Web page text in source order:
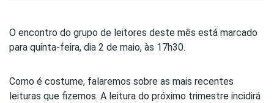
O encontro do grupo de leitores deste mês está marcado
para quinta-feira, dia 2 de maio, às 17h30.
Como é costume, falaremos sobre as mais recentes
leituras que fizemos. A leitura do próximo trimestre incidirá